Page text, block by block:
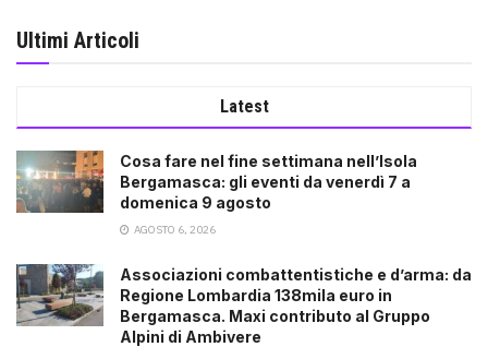
Ultimi Articoli
Latest
Cosa fare nel fine settimana nell’Isola
Bergamasca: gli eventi da venerdì 7 a
domenica 9 agosto
AGOSTO 6, 2026
Associazioni combattentistiche e d’arma: da
Regione Lombardia 138mila euro in
Bergamasca. Maxi contributo al Gruppo
Alpini di Ambivere